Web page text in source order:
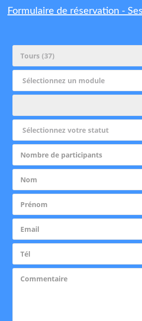
Formulaire de réservation -